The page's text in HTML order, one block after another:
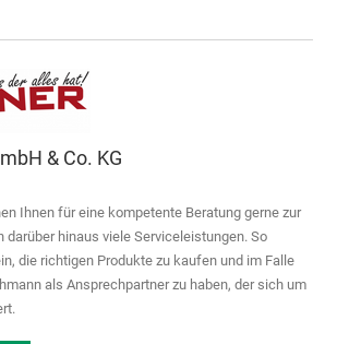
& Co. KG
Ihnen für eine kompetente Beratung gerne zur
darüber hinaus viele Serviceleistungen. So
die richtigen Produkte zu kaufen und im Falle
als Ansprechpartner zu haben, der sich um